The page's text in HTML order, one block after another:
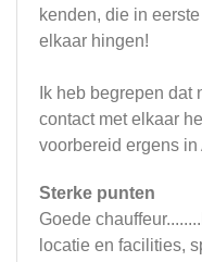
kenden, die in
elkaar hingen!
Ik heb begrepen
contact met elkaar
voorbereid ergens in
Sterke punten
Goede
locatie en facilities,